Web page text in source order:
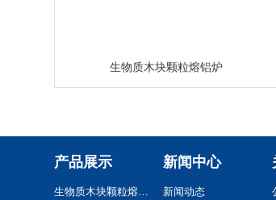
生物质木块颗粒熔铝炉
产品展示
生物质木块颗粒熔铝炉
新闻中心
新闻动态